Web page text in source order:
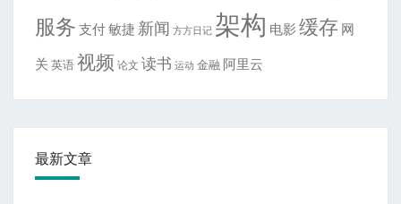
服务 支付敏捷 新闻 方方日记 架构 电影 缓存 网
关 英语视频 论文 读书 运动 金融 阿里云
最新文章